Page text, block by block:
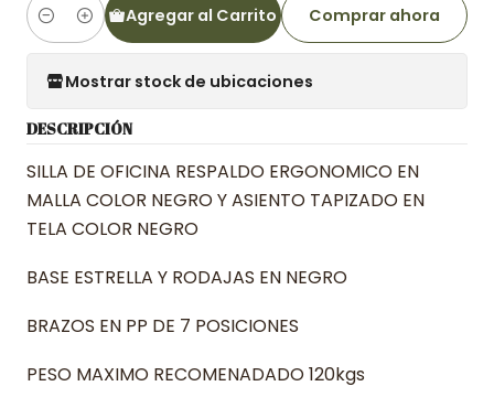
Cantidad
Agregar al Carrito Comprar ahora
Mostrar stock de ubicaciones
DESCRIPCIÓN
SILLA DE OFICINA RESPALDO ERGONOMICO EN
MALLA COLOR NEGRO Y ASIENTO TAPIZADO EN
TELA COLOR NEGRO
BASE ESTRELLA Y RODAJAS EN NEGRO
BRAZOS EN PP DE 7 POSICIONES
PESO MAXIMO RECOMENADADO 120kgs